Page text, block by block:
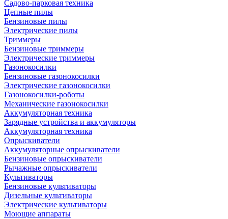
Садово-парковая техника
Цепные пилы
Бензиновые пилы
Электрические пилы
Триммеры
Бензиновые триммеры
Электрические триммеры
Газонокосилки
Бензиновые газонокосилки
Электрические газонокосилки
Газонокосилки-роботы
Механические газонокосилки
Аккумуляторная техника
Зарядные устройства и аккумуляторы
Аккумуляторная техника
Опрыскиватели
Аккумуляторные опрыскиватели
Бензиновые опрыскиватели
Рычажные опрыскиватели
Культиваторы
Бензиновые культиваторы
Дизельные культиваторы
Электрические культиваторы
Моющие аппараты